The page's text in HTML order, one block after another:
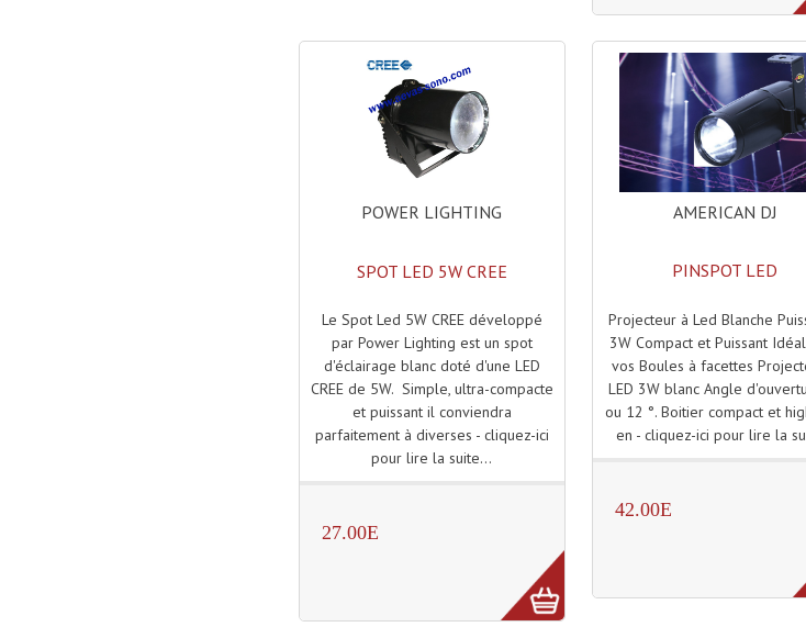
POWER LIGHTING
SPOT LED 5W CREE
Le Spot Led 5W CREE développé
par Power Lighting est un spot
d'éclairage blanc doté d'une LED
CREE de 5W. Simple, ultra-compacte
et puissant il conviendra
parfaitement à diverses - cliquez-ici
pour lire la suite...
27.00E
AMERICAN DJ
PINSPOT LED
Projecteur à Led Blanche
3W Compact et Puissant
vos Boules à facettes
LED 3W blanc Angle
ou 12 °. Boitier compact et
en - cliquez-ici pour lire la
42.00E